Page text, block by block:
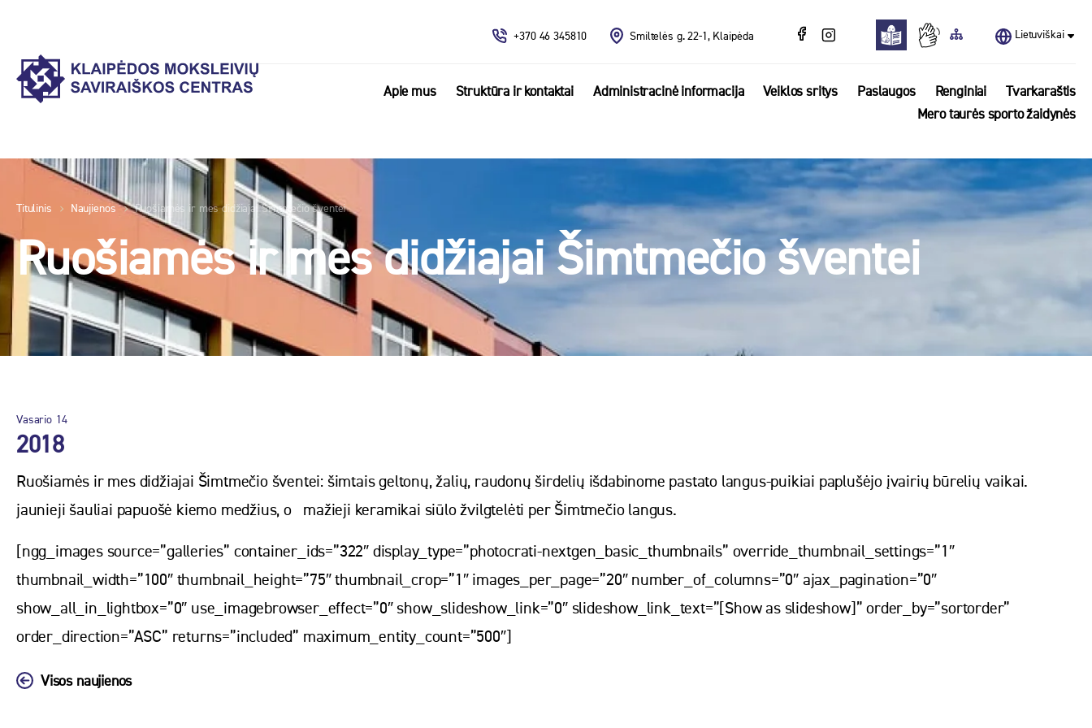
+370 46 345810 Smiltelės g. 22-1, Klaipėda Lietuviškai
Apie mus Struktūra ir kontaktai Administracinė informacija Veiklos sritys Paslaugos Renginiai
Tvarkaraštis
Mero taurės sporto žaidynės
Titulinis Naujienos Ruošiamės ir mes didžiajai Šimtmečio šventei
Ruošiamės ir mes didžiajai Šimtmečio šventei
Vasario 14
2018
Ruošiamės ir mes didžiajai Šimtmečio šventei: šimtais geltonų, žalių, raudonų širdelių išdabinome pastato langus-puikiai paplušėjo įvairių būrelių vaikai.
jaunieji šauliai papuošė kiemo medžius, o mažieji keramikai siūlo žvilgtelėti per Šimtmečio langus.
[ngg_images source=”galleries” container_ids=”322″ display_type=”photocrati-nextgen_basic_thumbnails” override_thumbnail_settings=”1″
thumbnail_width=”100″ thumbnail_height=”75″ thumbnail_crop=”1″ images_per_page=”20″ number_of_columns=”0″ ajax_pagination=”0″
show_all_in_lightbox=”0″ use_imagebrowser_effect=”0″ show_slideshow_link=”0″ slideshow_link_text=”[Show as slideshow]” order_by=”sortorder”
order_direction=”ASC” returns=”included” maximum_entity_count=”500″]
Visos naujienos